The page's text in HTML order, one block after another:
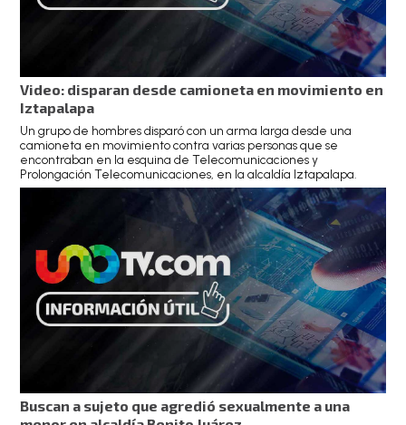
Video: disparan desde camioneta en movimiento en
Iztapalapa
Un grupo de hombres disparó con un arma larga desde una
camioneta en movimiento contra varias personas que se
encontraban en la esquina de Telecomunicaciones y
Prolongación Telecomunicaciones, en la alcaldía Iztapalapa.
Buscan a sujeto que agredió sexualmente a una